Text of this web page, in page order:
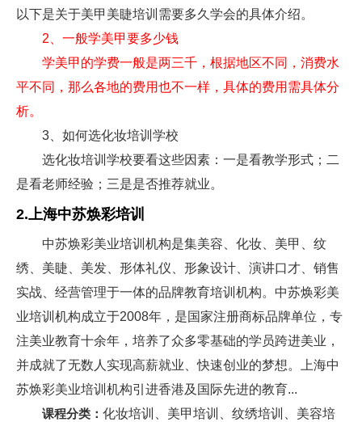
以下是关于美甲美睫培训需要多久学会的具体介绍。
2、一般学美甲要多少钱
学美甲的学费一般是两三千，根据地区不同，消费水
平不同，那么各地的费用也不一样，具体的费用需具体分
析。
3、如何选化妆培训学校
选化妆培训学校要看这些因素：一是看教学形式；二
是看老师经验；三是是否推荐就业。
2.上海中苏焕彩培训
中苏焕彩美业培训机构是集美容、化妆、美甲、纹
绣、美睫、美发、形体礼仪、形象设计、演讲口才、销售
实战、经营管理于一体的品牌教育培训机构。中苏焕彩美
业培训机构成立于2008年，是国家注册商标品牌单位，专
注美业教育十余年，培养了众多零基础的学员跨进美业，
并成就了无数人实现高薪就业、快速创业的梦想。上海中
苏焕彩美业培训机构引进香港及国际先进的教育...
课程分类： 化妆培训、美甲培训、纹绣培训、美容培